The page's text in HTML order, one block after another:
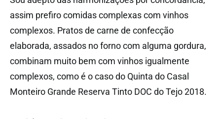
assim prefiro comidas complexas com vinhos
complexos. Pratos de carne de confecção
elaborada, assados no forno com alguma gordura,
combinam muito bem com vinhos igualmente
complexos, como é o caso do Quinta do Casal
Monteiro Grande Reserva Tinto DOC do Tejo 2018.